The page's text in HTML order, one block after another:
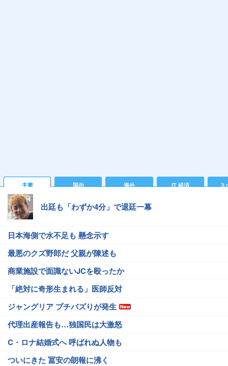
主要 国内 海外 IT 経済 ス
出廷も「わずか4分」で退廷一幕
日本海側で水不足も 懸念示す
最悪のクズ野郎だ 父親が陳述も
商業施設で面識ないJCを殴ったか
「絶対に奇形生まれる」医師反対
ジャングリア プチバズりが発生
代理出産報告も…独国民は大激怒
C・ロナ結婚式へ 呼ばれぬ人物も
ついにきた 冨安の朗報に沸く